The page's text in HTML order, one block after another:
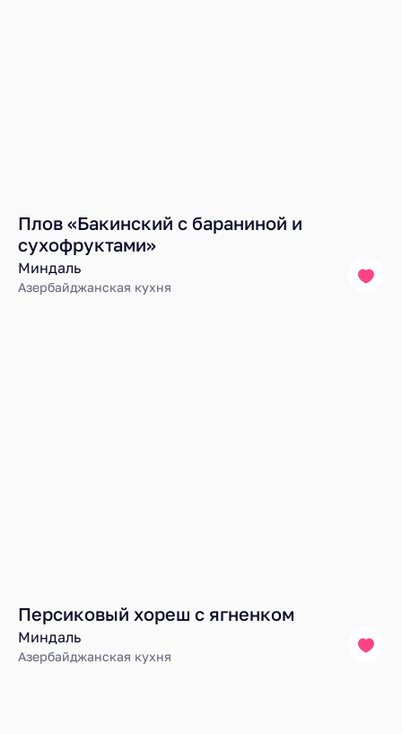
Плов «Бакинский с бараниной и
сухофруктами»
Миндаль
Азербайджанская кухня
Персиковый хореш с ягненком
Миндаль
Азербайджанская кухня